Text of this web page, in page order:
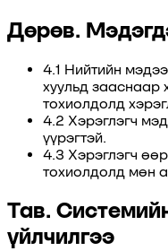
Дөрөв.
4.1 Нийтийн
хуульд зааснаар
тохиолдолд
4.2 Хэрэглэгч
үүрэгтэй.
4.3 Хэрэглэгч
тохиолдолд мөн
Тав.
үйлчилгээ